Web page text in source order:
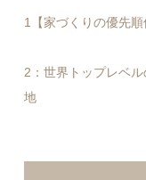
1【家づくりの優先
2：世界トップレベ
地